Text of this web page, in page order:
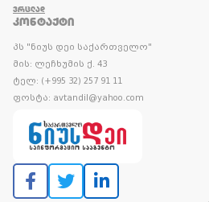
ᲕᲠᲪᲚᲐᲓ
ᲙᲝᲜᲢᲐᲥᲢᲘ
პს "ნიუს დეი საქართველო"
მის: ლეჩხუმის ქ. 43
ტელ: (+995 32) 257 91 11
ფოსტა: avtandil@yahoo.com